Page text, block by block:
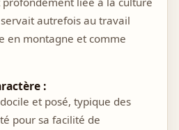
autrefois au travail
en montagne et comme
:
et posé, typique des
pour sa facilité de